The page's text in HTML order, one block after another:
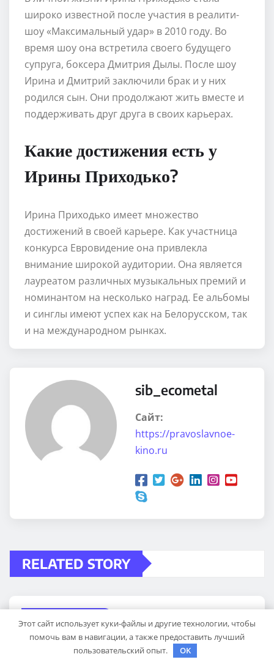
широко известной после участия в реалити-
шоу «Максимальный удар» в 2010 году. Во
время шоу она встретила своего будущего
супруга, боксера Дмитрия Дылы. После шоу
Ирина и Дмитрий заключили брак и у них
родился сын. Они продолжают жить вместе и
поддерживать друг друга в своих карьерах.
Какие достижения есть у
Ирины Приходько?
Ирина Приходько имеет множество
достижений в своей карьере. Как участница
конкурса Евровидение она привлекла
внимание широкой аудитории. Она является
лауреатом различных музыкальных премий и
номинантом на несколько наград. Ее альбомы
и синглы имеют успех как на Белорусском, так
и на международном рынках.
sib_ecometal
Сайт:
https://pravoslavnoe-
kino.ru
RELATED STORY
особенности проявления
абсцедирующего фурункула код по
Этот сайт использует куки-файлы и другие технологии, чтобы
помочь вам в навигации, а также предоставить лучший
пользовательский опыт.
OK